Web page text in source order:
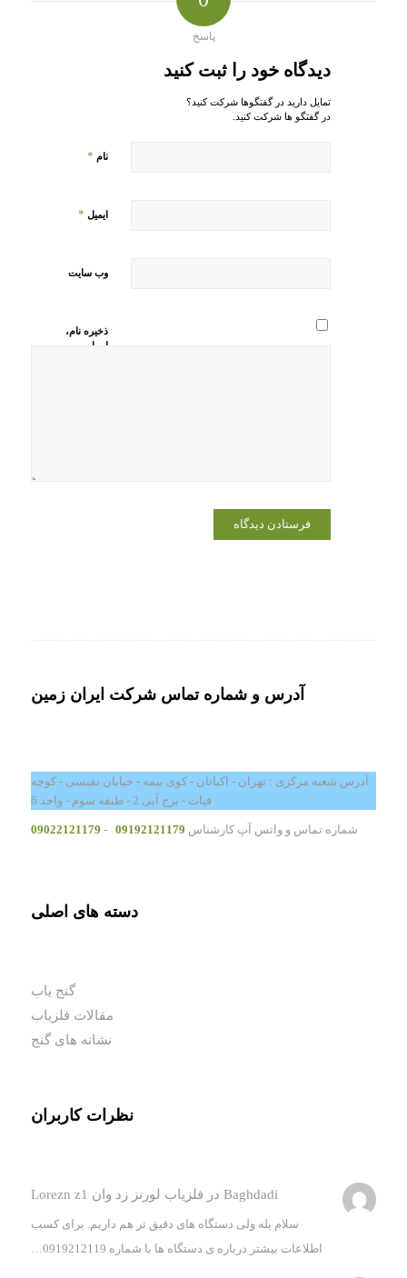
پاسخ
دیدگاه خود را ثبت کنید
تمایل دارید در گفتگوها شرکت کنید؟
در گفتگو ها شرکت کنید.
نام *
ایمیل *
وب‌ سایت
ذخیره نام،
ایمیل و
آدرس و شماره تماس شرکت ایران زمین
آدرس شعبه مرکزی : تهران - اکباتان - کوی بیمه - خیابان نفیسی - کوچه
فیات - برج آبی 2 - طبقه سوم - واحد 6
شماره تماس و واتس آپ کارشناس 09192121179
-
09022121179
دسته های اصلی
گنج یاب
مقالات فلزیاب
نشانه های گنج
نظرات کاربران
Baghdadi در فلزیاب لورنز زد وان Lorezn z1
سلام بله ولی دستگاه های دقیق تر هم داریم. برای کسب
اطلاعات بیشتر درباره ی دستگاه ها با شماره 0919212119…